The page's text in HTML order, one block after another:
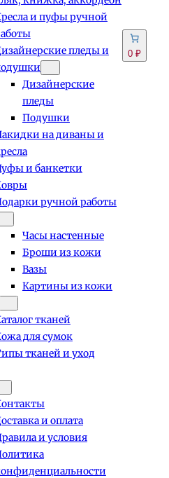
и пуфы ручной
пледы и
Дизайнерские
пледы
Подушки
на диваны и
и банкетки
ручной работы
Часы настенные
Броши из кожи
Вазы
Картины из кожи
тканей
для сумок
тканей и уход
и оплата
и условия
0 ₽